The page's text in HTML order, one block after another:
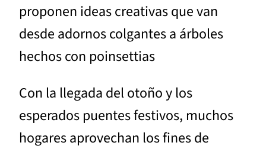
proponen ideas creativas que van
desde adornos colgantes a árboles
hechos con poinsettias
Con la llegada del otoño y los
esperados puentes festivos, muchos
hogares aprovechan los fines de